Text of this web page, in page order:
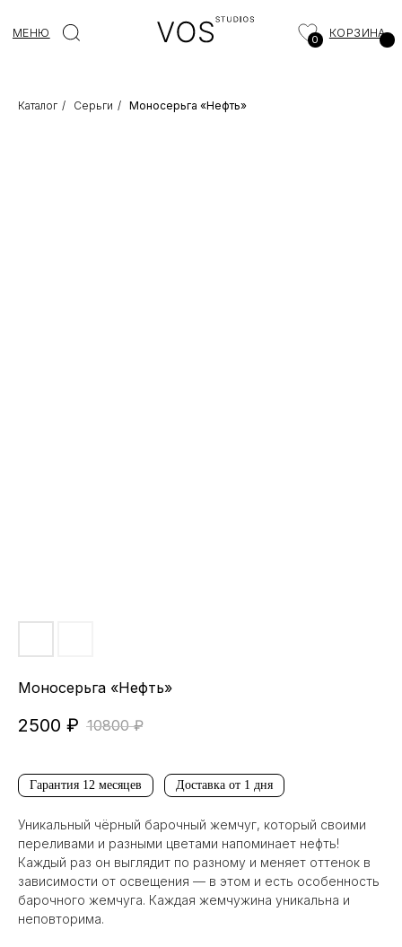
КОРЗИНА
Каталог / Серьги / Моносерьга «Нефть»
Моносерьга «Нефть»
2500 ₽ 10800 ₽
Гарантия 12 месяцев Доставка от 1 дня
Уникальный чёрный барочный жемчуг, который своими
переливами и разными цветами напоминает нефть!
Каждый раз он выглядит по разному и меняет оттенок в
зависимости от освещения — в этом и есть особенность
барочного жемчуга. Каждая жемчужина уникальна и
неповторима.